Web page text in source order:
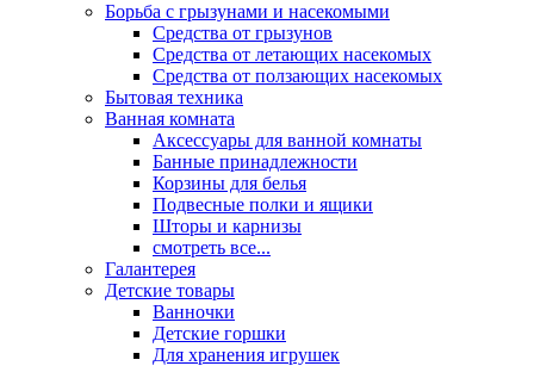
Борьба с грызунами и насекомыми
Средства от грызунов
Средства от летающих насекомых
Средства от ползающих насекомых
Бытовая техника
Ванная комната
Аксессуары для ванной комнаты
Банные принадлежности
Корзины для белья
Подвесные полки и ящики
Шторы и карнизы
смотреть все...
Галантерея
Детские товары
Ванночки
Детские горшки
Для хранения игрушек